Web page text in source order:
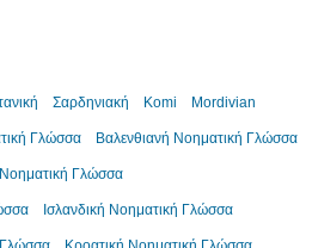
Σαρδηνιακή Komi Mordivian
Γλώσσα Βαλενθιανή Νοηματική Γλώσσα
Νοηματική Γλώσσα
Ισλανδική Νοηματική Γλώσσα